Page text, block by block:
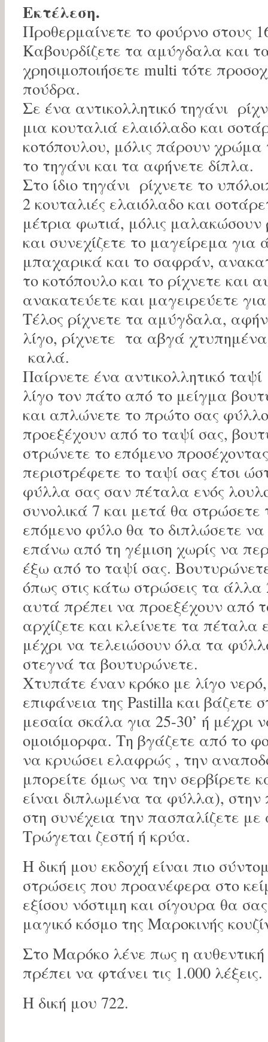
Εκτέλεση.
Προθερμαίνετε το φούρνο στους
Καβουρδίζετε τα αμύγδαλα και
χρησιμοποιήσετε multi τότε
πούδρα.
Σε ένα αντικολλητικό τηγάνι
μια κουταλιά ελαιόλαδο και
κοτόπουλου, μόλις πάρουν χρώμα
το τηγάνι και τα αφήνετε δίπλα.
Στο ίδιο τηγάνι ρίχνετε το
2 κουταλιές ελαιόλαδο και
μέτρια φωτιά, μόλις μαλακώσουν
και συνεχίζετε το μαγείρεμα για
μπαχαρικά και το σαφράν,
το κοτόπουλο και το ρίχνετε και
ανακατεύετε και μαγειρεύετε για
Τέλος ρίχνετε τα αμύγδαλα,
λίγο, ρίχνετε τα αβγά
καλά.
Παίρνετε ένα αντικολλητικό
λίγο τον πάτο από το μείγμα
και απλώνετε το πρώτο σας
προεξέχουν από το ταψί σας,
στρώνετε το επόμενο
περιστρέφετε το ταψί σας έτσι
φύλλα σας σαν πέταλα ενός
συνολικά 7 και μετά θα στρώσετε
επόμενο φύλο θα το διπλώσετε
επάνω από τη γέμιση χωρίς να
έξω από το ταψί σας.
όπως στις κάτω στρώσεις τα
αυτά πρέπει να προεξέχουν από
αρχίζετε και κλείνετε τα πέταλα
μέχρι να τελειώσουν όλα τα
στεγνά τα βουτυρώνετε.
Χτυπάτε έναν κρόκο με λίγο
επιφάνεια της Pastilla και βάζετε
μεσαία σκάλα για 25-30’ ή μέχρι
ομοιόμορφα. Τη βγάζετε από το
να κρυώσει ελαφρώς , την
μπορείτε όμως να την σερβίρετε
είναι διπλωμένα τα φύλλα),
στη συνέχεια την πασπαλίζετε
Τρώγεται ζεστή ή κρύα.
Η δική μου εκδοχή είναι πιο
στρώσεις που προανέφερα στο
εξίσου νόστιμη και σίγουρα θα
μαγικό κόσμο της Μαροκινής
Στο Μαρόκο λένε πως η αυθεντική
πρέπει να φτάνει τις 1.000 λέξεις.
Η δική μου 722.